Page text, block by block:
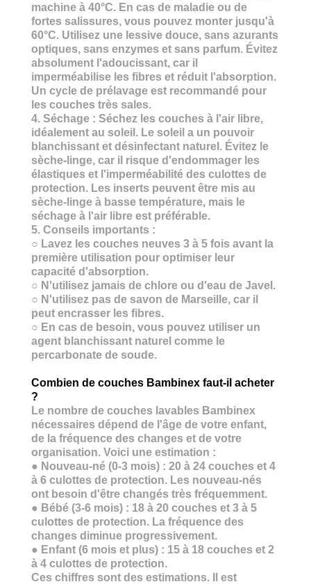
machine à 40°C. En cas de maladie ou de
fortes salissures, vous pouvez monter jusqu'à
60°C. Utilisez une lessive douce, sans azurants
optiques, sans enzymes et sans parfum. Évitez
absolument l'adoucissant, car il
imperméabilise les fibres et réduit l'absorption.
Un cycle de prélavage est recommandé pour
les couches très sales.
4. Séchage : Séchez les couches à l'air libre,
idéalement au soleil. Le soleil a un pouvoir
blanchissant et désinfectant naturel. Évitez le
sèche-linge, car il risque d'endommager les
élastiques et l'imperméabilité des culottes de
protection. Les inserts peuvent être mis au
sèche-linge à basse température, mais le
séchage à l'air libre est préférable.
5. Conseils importants :
○ Lavez les couches neuves 3 à 5 fois avant la
première utilisation pour optimiser leur
capacité d'absorption.
○ N'utilisez jamais de chlore ou d'eau de Javel.
○ N'utilisez pas de savon de Marseille, car il
peut encrasser les fibres.
○ En cas de besoin, vous pouvez utiliser un
agent blanchissant naturel comme le
percarbonate de soude.
Combien de couches Bambinex faut-il acheter
?
Le nombre de couches lavables Bambinex
nécessaires dépend de l'âge de votre enfant,
de la fréquence des changes et de votre
organisation. Voici une estimation :
● Nouveau-né (0-3 mois) : 20 à 24 couches et 4
à 6 culottes de protection. Les nouveau-nés
ont besoin d'être changés très fréquemment.
● Bébé (3-6 mois) : 18 à 20 couches et 3 à 5
culottes de protection. La fréquence des
changes diminue progressivement.
● Enfant (6 mois et plus) : 15 à 18 couches et 2
à 4 culottes de protection.
Ces chiffres sont des estimations. Il est